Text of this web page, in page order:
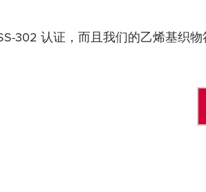
302 认证，而且我们的乙烯基织